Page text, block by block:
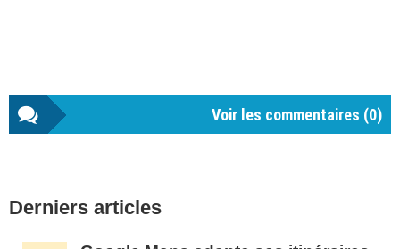
Voir les commentaires (0)
latérale
Derniers articles